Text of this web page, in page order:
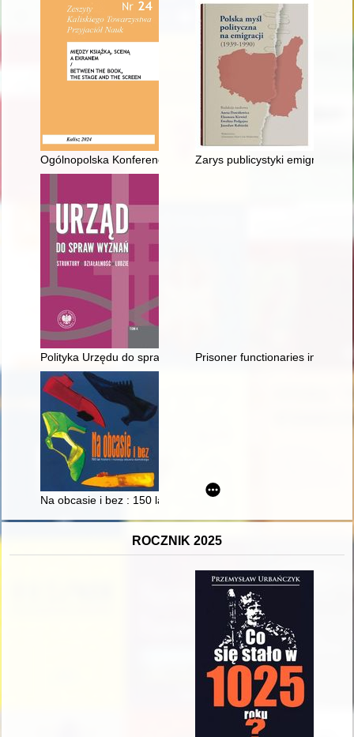
Ogólnopolska Konferencja Naukowa "Ukraińcy w Kaliszu.
Zarys publicystyki emigracyjnej
Polityka Urzędu do spraw Wyznań na przykładzie
Prisoner functionaries in KL
Na obcasie i bez : 150 lat historii i rozwoju obuwia damskiego
ROCZNIK 2025